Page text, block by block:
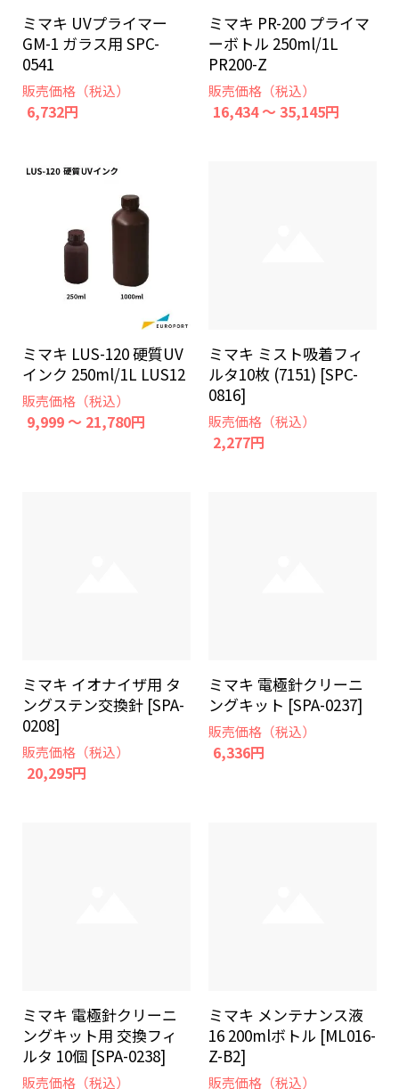
ミマキ UVプライマー
GM-1 ガラス用 SPC-
0541
販売価格（税込）
6,732円
ミマキ PR-200 プライマ
ーボトル 250ml/1L
PR200-Z
販売価格（税込）
16,434 ～ 35,145円
ミマキ LUS-120 硬質UV
インク 250ml/1L LUS12
販売価格（税込）
9,999 ～ 21,780円
ミマキ ミスト吸着フィ
ルタ10枚 (7151) [SPC-
0816]
販売価格（税込）
2,277円
ミマキ イオナイザ用 タ
ングステン交換針 [SPA-
0208]
販売価格（税込）
20,295円
ミマキ 電極針クリーニ
ングキット [SPA-0237]
販売価格（税込）
6,336円
ミマキ 電極針クリーニ
ングキット用 交換フィ
ルタ 10個 [SPA-0238]
販売価格（税込）
ミマキ メンテナンス液
16 200mlボトル [ML016-
Z-B2]
販売価格（税込）